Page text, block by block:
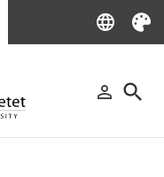
language
Language
Tema
person_outline
Logga in
search
Sök